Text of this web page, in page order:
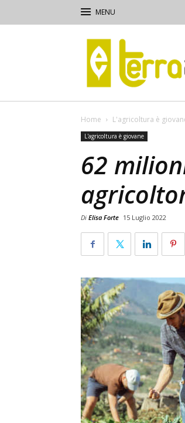
Terra
e
Vita
Home L'agricoltura è
L'agricoltura è giovane
62
Di Elisa Forte 15 Luglio 2022